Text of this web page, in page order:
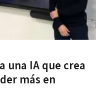
una IA que crea
más en